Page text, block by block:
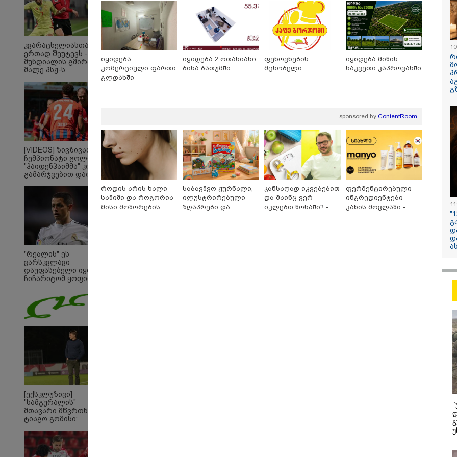
ლად რომ ვთქვა!" - ნანკა
კალატოზიშვილი
გიორგი ბარამიძის
განცხადებას ეხმაურება
წაუყენონ" - ნანუკა
ჟორჟოლიანის
ვიდეომიმართვა
"ეს ის ადგილია,
ვიდეო ვირუსულად
გავრცელდა....
დანარჩენი თქვენ
განსაჯეთ, რამდენად
შესაძლებელია აქ
ადამიანის გადავარდნა"
- რა კადრებს აქვეყნებს
კობა ახალაძე
მლეთიდან, სადაც 12
წლის წინ გურამ
წელს
პირებს
ეროვნული
განცხადებას
პოლიტიკა
რას აცხადებს
რამდენჯერმე
დაკავშირებით?
19:03 / 08-08-
"მკაცრად
ირაკლი
ბრიტნი სპირსის
აღიარება
მშობლებზე,
შოუბიზნესზე და
"დედობაში
დამარცხებაზე"
კვარაცხელიასთან
ერთად შეუტევს -
მუნდიალის გმირი
მალე პსჟ-ს
გახდება
[VIDEOS] ზივზივაძემ
ჩემპიონატი გოლით,
"ჰაიდენჰაიმმა" კი
გამარჯვებით დაიწყო
"რეალის" ეს
ვარსკვლავი
დაუფასებელი იყო" -
ჩიჩარიტომ ყოფილ
ისაუბრა
[ექსკლუზივი]
"სამგურალის"
მთავარი მწვრთნელი
ტიაგო გომისი:
ტალანტების
ქვეყანაა"!
იყიდება
კომერციული ფართი
გლდანში
იყიდება 2 ოთახიანი
ბინა ბათუმში
ფენოვნების
მცხობელი
იყიდება მიწის
ნაკვეთი კაპროვანში
sponsored by ContentRoom
როდის არის ხალი
საშიში და როგორია
მისი მოშორების
საბავშვო ჟურნალი,
ილუსტრირებული
ზღაპრები და
ჯანსაღად იკვებებით
და მაინც ვერ
იკლებთ წონაში? -
ფერმენტირებული
ინგრედიენტები
კანის მოვლაში -